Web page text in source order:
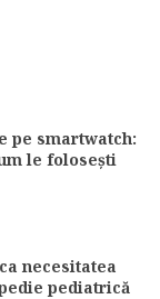
pe smartwatch:
le folosești
necesitatea
pediatrică